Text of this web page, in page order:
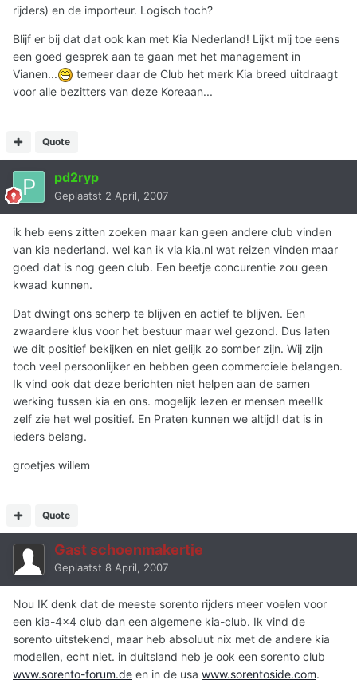
rijders) en de importeur. Logisch toch?
Blijf er bij dat dat ook kan met Kia Nederland! Lijkt mij toe eens
een goed gesprek aan te gaan met het management in
Vianen...
temeer daar de Club het merk Kia breed uitdraagt
voor alle bezitters van deze Koreaan...
Quote
pd2ryp
Geplaatst 2 April, 2007
ik heb eens zitten zoeken maar kan geen andere club vinden
van kia nederland. wel kan ik via kia.nl wat reizen vinden maar
goed dat is nog geen club. Een beetje concurentie zou geen
kwaad kunnen.
Dat dwingt ons scherp te blijven en actief te blijven. Een
zwaardere klus voor het bestuur maar wel gezond. Dus laten
we dit positief bekijken en niet gelijk zo somber zijn. Wij zijn
toch veel persoonlijker en hebben geen commerciele belangen.
Ik vind ook dat deze berichten niet helpen aan de samen
werking tussen kia en ons. mogelijk lezen er mensen mee!Ik
zelf zie het wel positief. En Praten kunnen we altijd! dat is in
ieders belang.
groetjes willem
Quote
Gast schoenmakertje
Geplaatst 8 April, 2007
Nou IK denk dat de meeste sorento rijders meer voelen voor
een kia-4x4 club dan een algemene kia-club. Ik vind de
sorento uitstekend, maar heb absoluut nix met de andere kia
modellen, echt niet. in duitsland heb je ook een sorento club
www.sorento-forum.de en in de usa www.sorentoside.com.